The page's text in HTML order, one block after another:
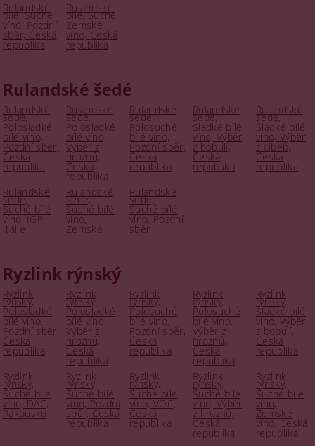
Rulandské
bílé, Suché
víno, Pozdní
sběr, Česká
republika
Rulandské
bílé, Suché
Zemské
víno, Česká
republika
Rulandské šedé
Rulandské
šedé,
Polosladké
bílé víno,
Pozdní sběr,
Česká
republika
Rulandské
šedé,
Polosladké
bílé víno,
Výběr z
hroznů,
Česká
republika
Rulandské
šedé,
Polosuché
bílé víno,
Pozdní sběr,
Česká
republika
Rulandské
šedé,
Sladké bílé
víno, Výběr
z bobulí,
Česká
republika
Rulandské
šedé,
Sladké bílé
víno, Výběr
z cibéb,
Česká
republika
Rulandské
šedé,
Suché bílé
víno, IGP,
Itálie
Rulandské
šedé,
Suché bílé
víno,
Zemské
Rulandské
šedé,
Suché bílé
víno, Pozdní
sběr
Ryzlink rýnský
Ryzlink
rýnský,
Polosladké
bílé víno,
Pozdní sběr,
Česká
republika
Ryzlink
rýnský,
Polosladké
bílé víno,
Výběr z
hroznů,
Česká
republika
Ryzlink
rýnský,
Polosuché
bílé víno,
Pozdní sběr,
Česká
republika
Ryzlink
rýnský,
Polosuché
bílé víno,
Výběr z
hroznů,
Česká
republika
Ryzlink
rýnský,
Sladké bílé
víno, Výběr
z bobulí,
Česká
republika
Ryzlink
rýnský,
Suché bílé
víno, DAC,
Rakousko
Ryzlink
rýnský,
Suché bílé
víno, Pozdní
sběr, Česká
republika
Ryzlink
rýnský,
Suché bílé
víno, VOC,
Česká
republika
Ryzlink
rýnský,
Suché bílé
víno, Výběr
z hroznů,
Česká
republika
Ryzlink
rýnský,
Suché bílé
víno,
Zemské
víno, Česká
republika